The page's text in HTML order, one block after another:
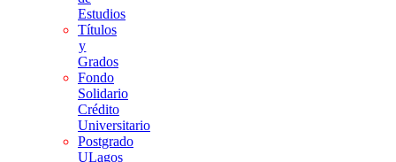
Estudios
Títulos
y
Grados
Fondo
Solidario
Crédito
Universitario
Postgrado
ULagos